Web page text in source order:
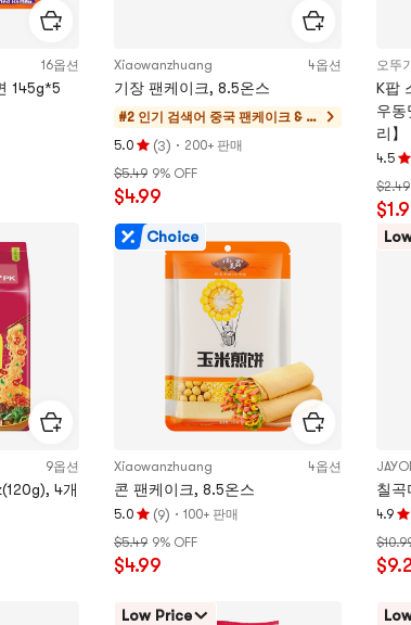
16옵션
145g*5
Xiaowanzhuang 4옵션
기장 팬케이크, 8.5온스
#2 인기 검색어 중국 팬케이크 & 특
산품 & 쌀 케이크
5.0
평
점
5.0
개
별,
(3) · 200+ 판매
$5.49 9% OFF
$4.99
오뚜기
K팝
우동
리】
만든
4.5
평
점
4.5
개
$2.49
9옵션
4개
Choice
Xiaowanzhuang 4옵션
콘 팬케이크, 8.5온스
5.0
평
점
5.0
별,
(9) · 100+ 판매
$5.49 9% OFF
$4.99
칠곡
4.9
평
점
4.9
별,
Low Price